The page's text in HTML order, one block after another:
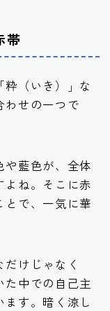
帯
（いき）」な
わせの一つで
や藍色が、全体
よね。そこに赤
とで、一気に華
けじゃなく
た中での自己主
す。暗く涼し